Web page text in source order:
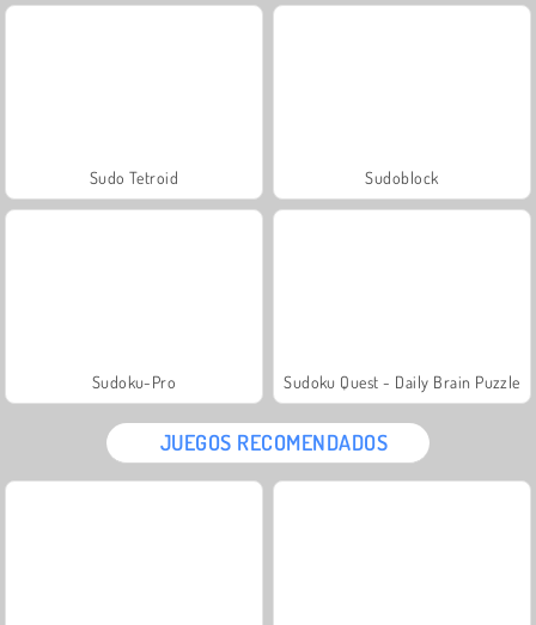
Sudo Tetroid Sudoblock
Sudoku-Pro Sudoku Quest - Daily Brain Puzzle
JUEGOS RECOMENDADOS